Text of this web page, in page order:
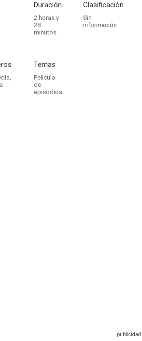
Duración
2 horas y
28
minutos
Clasificación por edades
Sin
información
,
Temas
Película
de
episodios